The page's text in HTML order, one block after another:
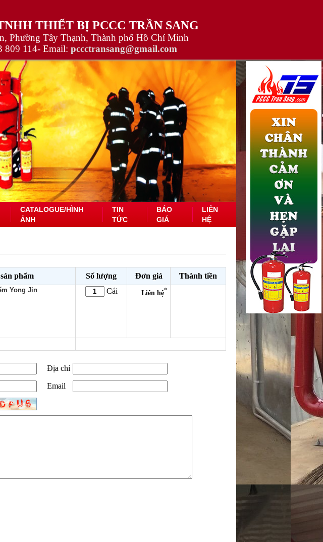
THIẾT BỊ PCCC TRẦN SANG
Phường Tây Thạnh, Thành phố Hồ Chí Minh
809 114- Email: pccctransang@gmail.com
CATALOGUE/HÌNH
ẢNH
TIN
TỨC
BÁO
GIÁ
LIÊN
HỆ
phẩm Số lượng Đơn giá Thành tiền
Yong Jin Cái Liên hệ*
Địa chỉ
Email